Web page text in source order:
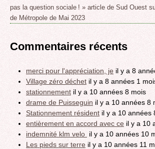
pas la question sociale ! » article de Sud Ouest
de Métropole de Mai 2023
Commentaires récents
merci pour l'appréciation, je il y a 8
Village zéro déchet il y a 8 années 1
stationnement il y a 10 années 8 mois
drame de Puisseguin il y a 10 années 8
Stationnement résident il y a 10 années
entièrement en accord avec ce il y a 10
indemnité klm velo il y a 10 années 10
Les pieds sur terre il y a 10 années 11